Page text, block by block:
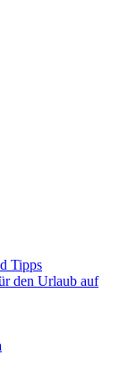
Tipps
den Urlaub auf